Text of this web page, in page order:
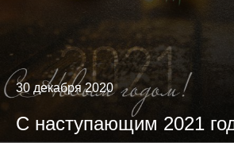
30 декабря 2020
С наступающим 2021